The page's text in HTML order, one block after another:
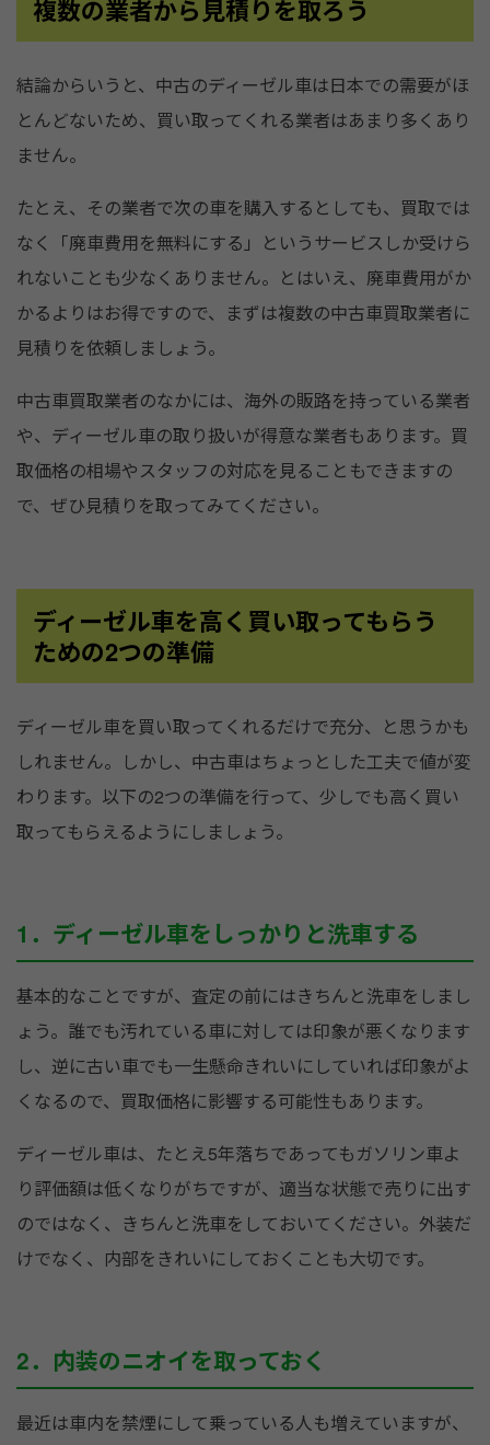
複数の業者から見積りを取ろう
結論からいうと、中古のディーゼル車は日本での需要がほ
とんどないため、買い取ってくれる業者はあまり多くあり
ません。
たとえ、その業者で次の車を購入するとしても、買取では
なく「廃車費用を無料にする」というサービスしか受けら
れないことも少なくありません。とはいえ、廃車費用がか
かるよりはお得ですので、まずは複数の中古車買取業者に
見積りを依頼しましょう。
中古車買取業者のなかには、海外の販路を持っている業者
や、ディーゼル車の取り扱いが得意な業者もあります。買
取価格の相場やスタッフの対応を見ることもできますの
で、ぜひ見積りを取ってみてください。
ディーゼル車を高く買い取ってもらう
ための2つの準備
ディーゼル車を買い取ってくれるだけで充分、と思うかも
しれません。しかし、中古車はちょっとした工夫で値が変
わります。以下の2つの準備を行って、少しでも高く買い
取ってもらえるようにしましょう。
1．ディーゼル車をしっかりと洗車する
基本的なことですが、査定の前にはきちんと洗車をしまし
ょう。誰でも汚れている車に対しては印象が悪くなります
し、逆に古い車でも一生懸命きれいにしていれば印象がよ
くなるので、買取価格に影響する可能性もあります。
ディーゼル車は、たとえ5年落ちであってもガソリン車よ
り評価額は低くなりがちですが、適当な状態で売りに出す
のではなく、きちんと洗車をしておいてください。外装だ
けでなく、内部をきれいにしておくことも大切です。
2．内装のニオイを取っておく
最近は車内を禁煙にして乗っている人も増えていますが、